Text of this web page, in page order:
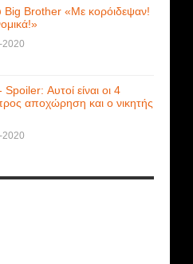
Big Brother «Με κορόιδεψαν!
2020
Αυτοί είναι οι 4
αποχώρηση και ο νικητής
2020